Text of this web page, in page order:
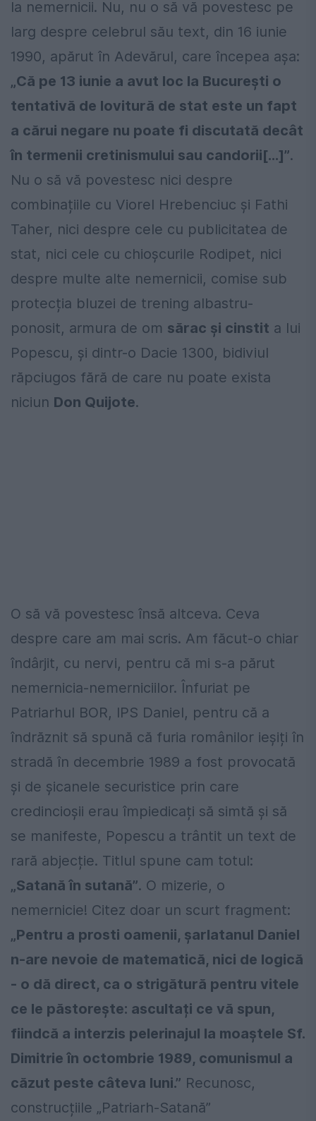
la nemernicii. Nu, nu o să vă povestesc pe
larg despre celebrul său text, din 16 iunie
1990, apărut în Adevărul, care începea așa:
„Că pe 13 iunie a avut loc la București o
tentativă de lovitură de stat este un fapt
a cărui negare nu poate fi discutată decât
în termenii cretinismului sau candorii[…]”.
Nu o să vă povestesc nici despre
combinațiile cu Viorel Hrebenciuc și Fathi
Taher, nici despre cele cu publicitatea de
stat, nici cele cu chioșcurile Rodipet, nici
despre multe alte nemernicii, comise sub
protecția bluzei de trening albastru-
ponosit, armura de om sărac și cinstit a lui
Popescu, și dintr-o Dacie 1300, bidiviul
răpciugos fără de care nu poate exista
niciun Don Quijote.
O să vă povestesc însă altceva. Ceva
despre care am mai scris. Am făcut-o chiar
îndârjit, cu nervi, pentru că mi s-a părut
nemernicia-nemerniciilor. Înfuriat pe
Patriarhul BOR, IPS Daniel, pentru că a
îndrăznit să spună că furia românilor ieșiți în
stradă în decembrie 1989 a fost provocată
și de șicanele securistice prin care
credincioșii erau împiedicați să simtă și să
se manifeste, Popescu a trântit un text de
rară abjecție. Titlul spune cam totul:
„Satană în sutană”. O mizerie, o
nemernicie! Citez doar un scurt fragment:
„Pentru a prosti oamenii, șarlatanul Daniel
n-are nevoie de matematică, nici de logică
- o dă direct, ca o strigătură pentru vitele
ce le păstorește: ascultați ce vă spun,
fiindcă a interzis pelerinajul la moaștele Sf.
Dimitrie în octombrie 1989, comunismul a
căzut peste câteva luni.” Recunosc,
construcțiile „Patriarh-Satană”